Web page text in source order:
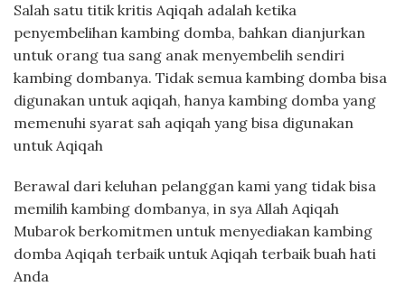
Salah satu titik kritis Aqiqah adalah ketika
penyembelihan kambing domba, bahkan dianjurkan
untuk orang tua sang anak menyembelih sendiri
kambing dombanya. Tidak semua kambing domba bisa
digunakan untuk aqiqah, hanya kambing domba yang
memenuhi syarat sah aqiqah yang bisa digunakan
untuk Aqiqah
Berawal dari keluhan pelanggan kami yang tidak bisa
memilih kambing dombanya, in sya Allah Aqiqah
Mubarok berkomitmen untuk menyediakan kambing
domba Aqiqah terbaik untuk Aqiqah terbaik buah hati
Anda